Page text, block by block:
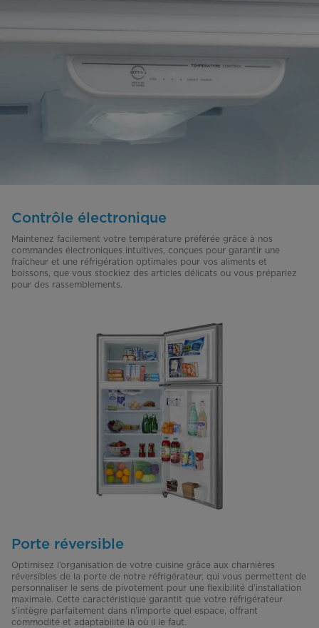
Contrôle électronique
Maintenez facilement votre température préférée grâce à nos
commandes électroniques intuitives, conçues pour garantir une
fraîcheur et une réfrigération optimales pour vos aliments et
boissons, que vous stockiez des articles délicats ou vous prépariez
pour des rassemblements.
Porte réversible
Optimisez l’organisation de votre cuisine grâce aux charnières
réversibles de la porte de notre réfrigérateur, qui vous permettent de
personnaliser le sens de pivotement pour une flexibilité d’installation
maximale. Cette caractéristique garantit que votre réfrigérateur
s’intègre parfaitement dans n’importe quel espace, offrant
commodité et adaptabilité là où il le faut.